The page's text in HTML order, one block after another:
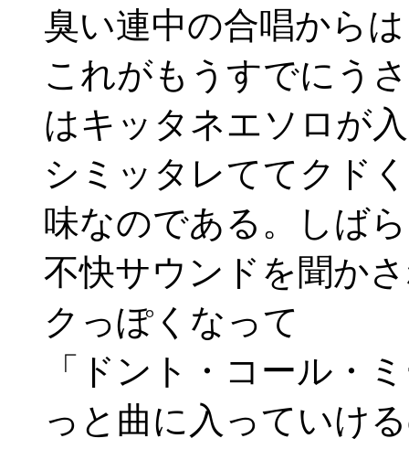
臭い連中の合唱から
これがもうすでにう
はキッタネエソロが
シミッタレててクド
味なのである。しば
不快サウンドを聞か
クっぽくなって
「ドント・コール・
っと曲に入っていけ